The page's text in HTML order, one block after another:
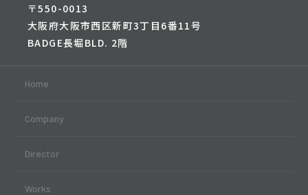
〒550-0013
大阪府大阪市西区新町3丁目6番11号
BADGE長堀BLD. 2階
Home
Company
Director
Works